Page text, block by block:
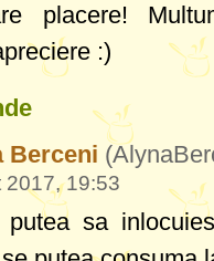
placere!
:)
Berceni
2017, 19:53
sa